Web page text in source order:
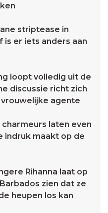
striptease in
is er iets anders aan
loopt volledig uit de
discussie richt zich
vrouwelijke agente
charmeurs laten even
indruk maakt op de
Rihanna laat op
zien dat ze
heupen los kan